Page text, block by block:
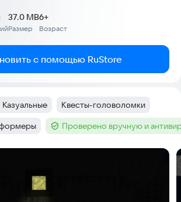
Размер
37.0 MB
Возраст
6+
с помощью RuStore
:
Казуальные Тег:
Квесты-головоломки
Тег :Проверено вручную и